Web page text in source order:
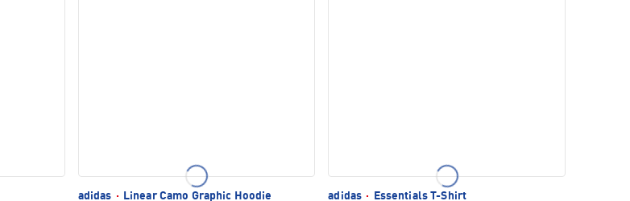
adidas ·
Linear Camo Graphic Hoodie
adidas ·
Essentials T-Shirt